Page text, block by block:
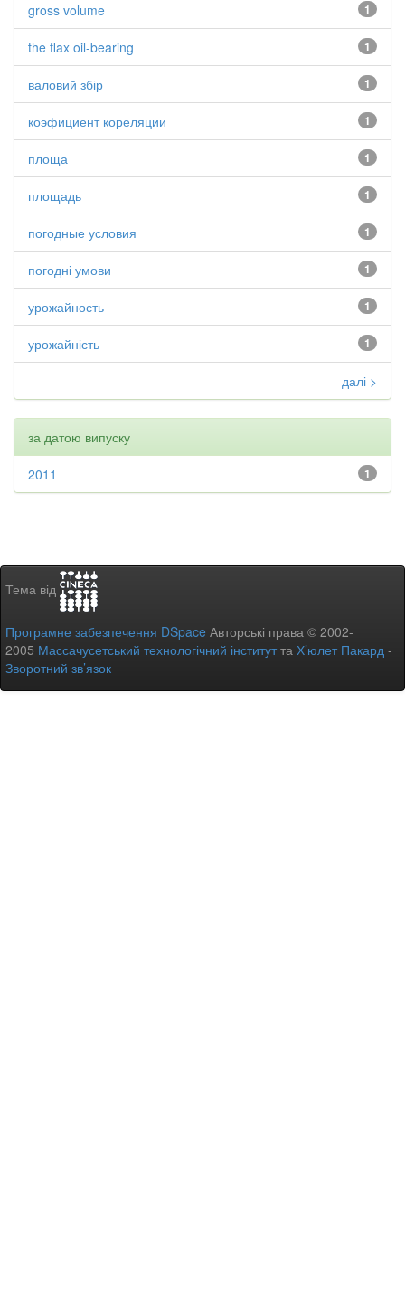
1
gross volume
1
the flax oil-bearing
1
валовий збір
1
коэфициент кореляции
1
площа
1
площадь
1
погодные условия
1
погодні умови
1
урожайность
1
урожайність
далі >
за датою випуску
1
2011
Тема від
Програмне забезпечення DSpace Авторські права © 2002-
2005 Массачусетський технологічний інститутта Х’юлет Пакард -
Зворотний зв’язок